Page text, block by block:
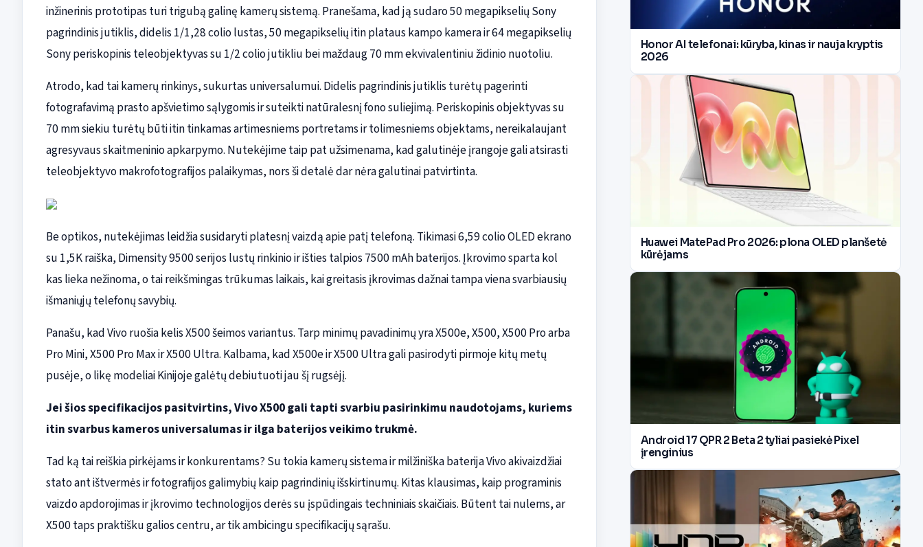
inžinerinis prototipas turi trigubą galinę kamerų sistemą. Pranešama, kad ją sudaro 50 megapikselių Sony
pagrindinis jutiklis, didelis 1/1,28 colio lustas, 50 megapikselių itin plataus kampo kamera ir 64 megapikselių
Sony periskopinis teleobjektyvas su 1/2 colio jutikliu bei maždaug 70 mm ekvivalentiniu židinio nuotoliu.
Atrodo, kad tai kamerų rinkinys, sukurtas universalumui. Didelis pagrindinis jutiklis turėtų pagerinti
fotografavimą prasto apšvietimo sąlygomis ir suteikti natūralesnį fono suliejimą. Periskopinis objektyvas su
70 mm siekiu turėtų būti itin tinkamas artimesniems portretams ir tolimesniems objektams, nereikalaujant
agresyvaus skaitmeninio apkarpymo. Nutekėjime taip pat užsimenama, kad galutinėje įrangoje gali atsirasti
teleobjektyvo makrofotografijos palaikymas, nors ši detalė dar nėra galutinai patvirtinta.
Be optikos, nutekėjimas leidžia susidaryti platesnį vaizdą apie patį telefoną. Tikimasi 6,59 colio OLED ekrano
su 1,5K raiška, Dimensity 9500 serijos lustų rinkinio ir išties talpios 7500 mAh baterijos. Įkrovimo sparta kol
kas lieka nežinoma, o tai reikšmingas trūkumas laikais, kai greitasis įkrovimas dažnai tampa viena svarbiausių
išmaniųjų telefonų savybių.
Panašu, kad Vivo ruošia kelis X500 šeimos variantus. Tarp minimų pavadinimų yra X500e, X500, X500 Pro arba
Pro Mini, X500 Pro Max ir X500 Ultra. Kalbama, kad X500e ir X500 Ultra gali pasirodyti pirmoje kitų metų
pusėje, o likę modeliai Kinijoje galėtų debiutuoti jau šį rugsėjį.
Jei šios specifikacijos pasitvirtins, Vivo X500 gali tapti svarbiu pasirinkimu naudotojams, kuriems
itin svarbus kameros universalumas ir ilga baterijos veikimo trukmė.
Tad ką tai reiškia pirkėjams ir konkurentams? Su tokia kamerų sistema ir milžiniška baterija Vivo akivaizdžiai
stato ant ištvermės ir fotografijos galimybių kaip pagrindinių išskirtinumų. Kitas klausimas, kaip programinis
vaizdo apdorojimas ir įkrovimo technologijos derės su įspūdingais techniniais skaičiais. Būtent tai nulems, ar
X500 taps praktišku galios centru, ar tik ambicingu specifikacijų sąrašu.
Honor AI telefonai: kūryba, kinas ir nauja kryptis
2026
Huawei MatePad Pro 2026: plona OLED planšetė
kūrėjams
Android 17 QPR 2 Beta 2 tyliai pasiekė Pixel
įrenginius